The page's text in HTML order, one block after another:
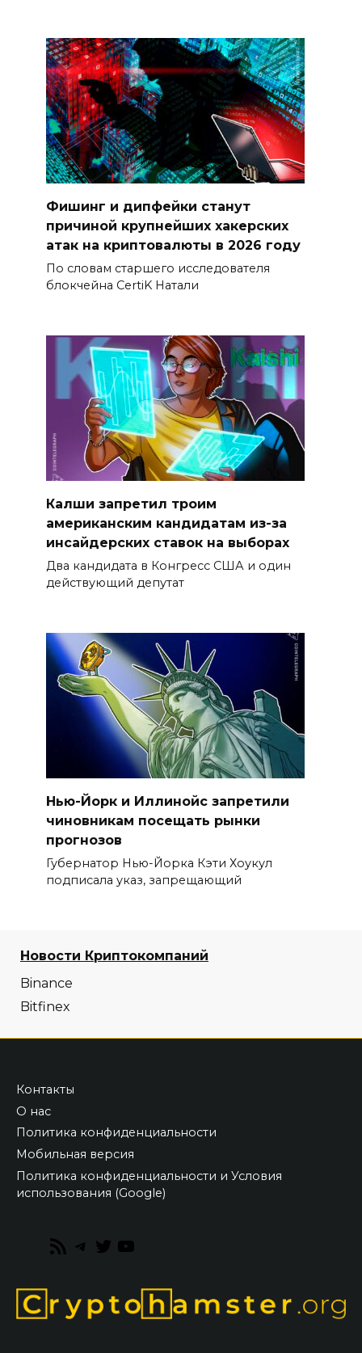
Фишинг и дипфейки станут
причиной крупнейших хакерских
атак на криптовалюты в 2026 году
По словам старшего исследователя
блокчейна CertiK Натали
Калши запретил троим
американским кандидатам из-за
инсайдерских ставок на выборах
Два кандидата в Конгресс США и один
действующий депутат
Нью-Йорк и Иллинойс запретили
чиновникам посещать рынки
прогнозов
Губернатор Нью-Йорка Кэти Хоукул
подписала указ, запрещающий
Новости Криптокомпаний
Binance
Bitfinex
Контакты
О нас
Политика конфиденциальности
Мобильная версия
Политика конфиденциальности и Условия
использования (Google)
RSS
Telegram
Twitter